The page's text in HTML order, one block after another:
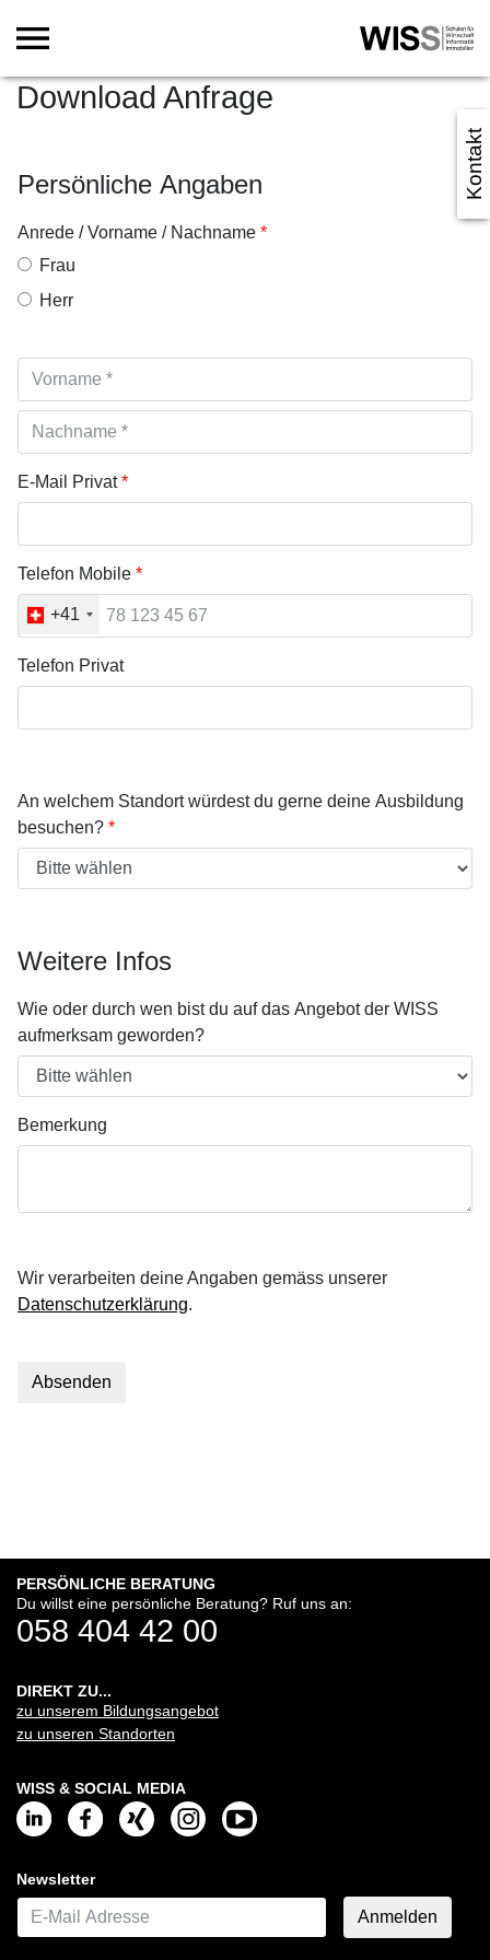
Kontakt
Download Anfrage
Persönliche Angaben
Anrede / Vorname / Nachname
Frau
Herr
E-Mail Privat
Telefon Mobile
+41
Telefon Privat
An welchem Standort würdest du gerne deine Ausbildung
besuchen?
Weitere Infos
Wie oder durch wen bist du auf das Angebot der WISS
aufmerksam geworden?
Bemerkung
Wir verarbeiten deine Angaben gemäss unserer
Datenschutzerklärung.
Absenden
PERSÖNLICHE BERATUNG
Du willst eine persönliche Beratung? Ruf uns an:
058 404 42 00
DIREKT ZU...
zu unserem Bildungsangebot
zu unseren Standorten
WISS & SOCIAL MEDIA
Newsletter
E-Mail*
Anmelden